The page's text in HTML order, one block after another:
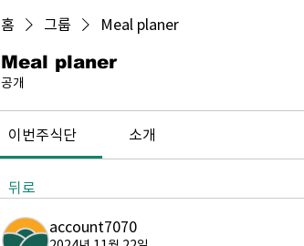
홈 그룹 Meal planer
Meal planer
공개
이번주식단 소개
뒤로
account7070